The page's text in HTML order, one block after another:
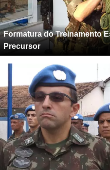
Formatura do Treinamento
Precursor